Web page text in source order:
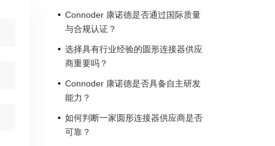
Connoder 康诺德是否通过国际质量
与合规认证？
选择具有行业经验的圆形连接器供应
商重要吗？
Connoder 康诺德是否具备自主研发
能力？
如何判断一家圆形连接器供应商是否
可靠？